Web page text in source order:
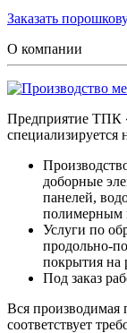
Заказать
О компании
Предприятие ТПК
специализируется
доборные
панелей,
полимерным
Услуги по
продольно-
покрытия на
Под заказ
Вся производимая
соответствует